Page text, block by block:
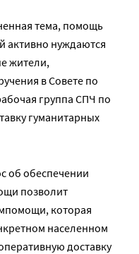
тема, помощь
активно нуждаются
жители,
в Совете по
группа СПЧ по
гуманитарных
об обеспечении
позволит
которая
населенном
доставку